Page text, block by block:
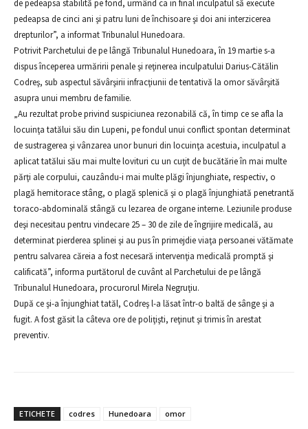
de pedeapsa stabilită pe fond, urmând ca in final inculpatul să execute
pedeapsa de cinci ani şi patru luni de închisoare şi doi ani interzicerea
drepturilor”, a informat Tribunalul Hunedoara.
Potrivit Parchetului de pe lângă Tribunalul Hunedoara, în 19 martie s-a
dispus începerea urmăririi penale şi reţinerea inculpatului Darius-Cătălin
Codreş, sub aspectul săvârşirii infracţiunii de tentativă la omor săvârşită
asupra unui membru de familie.
„Au rezultat probe privind suspiciunea rezonabilă că, în timp ce se afla la
locuinţa tatălui său din Lupeni, pe fondul unui conflict spontan determinat
de sustragerea şi vânzarea unor bunuri din locuinţa acestuia, inculpatul a
aplicat tatălui său mai multe lovituri cu un cuţit de bucătărie în mai multe
părţi ale corpului, cauzându-i mai multe plăgi înjunghiate, respectiv, o
plagă hemitorace stâng, o plagă splenică şi o plagă înjunghiată penetrantă
toraco-abdominală stângă cu lezarea de organe interne. Leziunile produse
deşi necesitau pentru vindecare 25 – 30 de zile de îngrijire medicală, au
determinat pierderea splinei şi au pus în primejdie viaţa persoanei vătămate
pentru salvarea căreia a fost necesară intervenţia medicală promptă şi
calificată”, informa purtătorul de cuvânt al Parchetului de pe lângă
Tribunalul Hunedoara, procurorul Mirela Negruţiu.
După ce şi-a înjunghiat tatăl, Codreş l-a lăsat într-o baltă de sânge şi a
fugit. A fost găsit la câteva ore de poliţişti, reţinut şi trimis în arestat
preventiv.
ETICHETE codres Hunedoara omor